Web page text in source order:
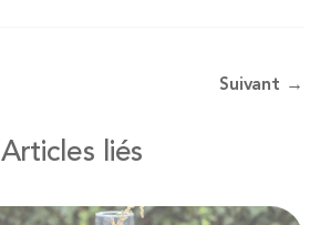
Suivant →
Articles liés